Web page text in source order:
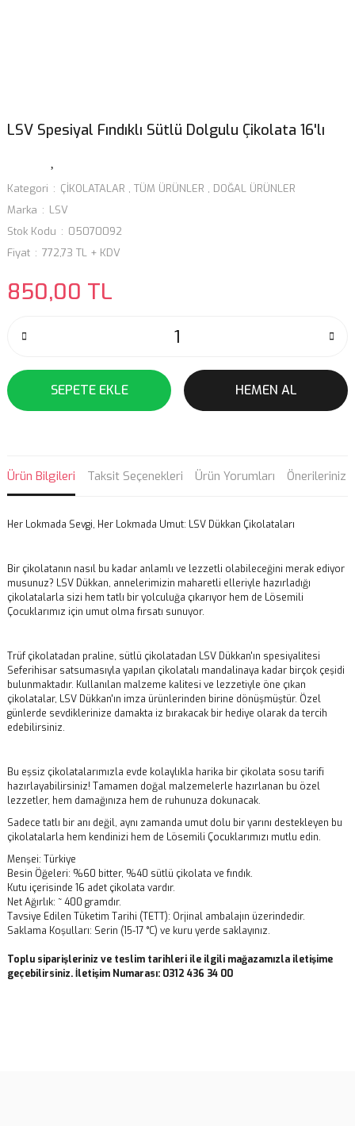
LSV Spesiyal Fındıklı Sütlü Dolgulu Çikolata 16'lı
Kategori ÇİKOLATALAR , TÜM ÜRÜNLER , DOĞAL ÜRÜNLER
Marka
LSV
Stok Kodu
05070092
Fiyat
772,73 TL + KDV
850,00 TL
SEPETE EKLE HEMEN AL
Ürün Bilgileri Taksit Seçenekleri Ürün Yorumları Önerileriniz
Her Lokmada Sevgi, Her Lokmada Umut: LSV Dükkan Çikolataları
Bir çikolatanın nasıl bu kadar anlamlı ve lezzetli olabileceğini merak ediyor
musunuz? LSV Dükkan, annelerimizin maharetli elleriyle hazırladığı
çikolatalarla sizi hem tatlı bir yolculuğa çıkarıyor hem de Lösemili
Çocuklarımız için umut olma fırsatı sunuyor.
Trüf çikolatadan praline, sütlü çikolatadan LSV Dükkan'ın spesiyalitesi
Seferihisar satsumasıyla yapılan çikolatalı mandalinaya kadar birçok çeşidi
bulunmaktadır. Kullanılan malzeme kalitesi ve lezzetiyle öne çıkan
çikolatalar, LSV Dükkan'ın imza ürünlerinden birine dönüşmüştür. Özel
günlerde sevdiklerinize damakta iz bırakacak bir hediye olarak da tercih
edebilirsiniz.
Bu eşsiz çikolatalarımızla evde kolaylıkla harika bir çikolata sosu tarifi
hazırlayabilirsiniz! Tamamen doğal malzemelerle hazırlanan bu özel
lezzetler, hem damağınıza hem de ruhunuza dokunacak.
Sadece tatlı bir anı değil, aynı zamanda umut dolu bir yarını destekleyen bu
çikolatalarla hem kendinizi hem de Lösemili Çocuklarımızı mutlu edin.
Menşei: Türkiye
Besin Öğeleri: %60 bitter, %40 sütlü çikolata ve fındık.
Kutu içerisinde 16 adet çikolata vardır.
Net Ağırlık: ~ 400 gramdır.
Tavsiye Edilen Tüketim Tarihi (TETT): Orjinal ambalajın üzerindedir.
Saklama Koşulları: Serin (15-17 °C) ve kuru yerde saklayınız.
Toplu siparişleriniz ve teslim tarihleri ile ilgili mağazamızla iletişime
geçebilirsiniz. İletişim Numarası: 0312 436 34 00